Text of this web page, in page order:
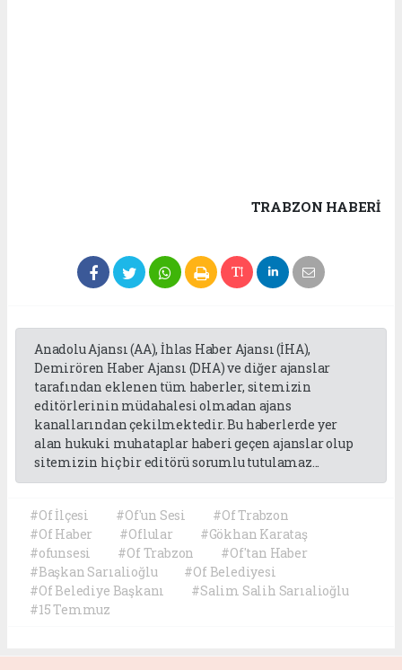
TRABZON HABERİ
Anadolu Ajansı (AA), İhlas Haber Ajansı (İHA),
Demirören Haber Ajansı (DHA) ve diğer ajanslar
tarafından eklenen tüm haberler, sitemizin
editörlerinin müdahalesi olmadan ajans
kanallarından çekilmektedir. Bu haberlerde yer
alan hukuki muhataplar haberi geçen ajanslar olup
sitemizin hiç bir editörü sorumlu tutulamaz...
#Of İlçesi #Of'un Sesi
#Of Trabzon
#Of Haber
#Oflular
#Gökhan Karataş
#ofunsesi
#Of Trabzon
#Of'tan Haber
#Başkan Sarıalioğlu
#Of Belediyesi
#Of Belediye Başkanı
#Salim Salih Sarıalioğlu
#15 Temmuz